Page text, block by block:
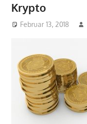
Krypto
Februar 13, 2018